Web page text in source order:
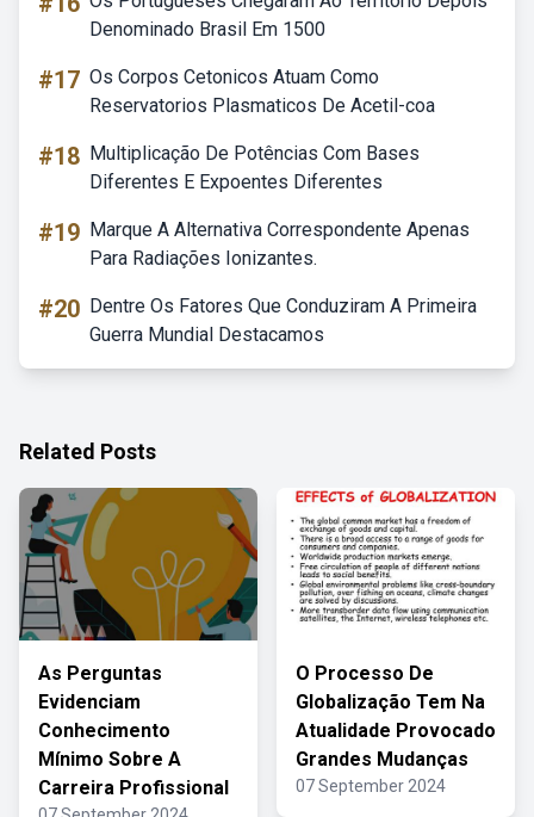
Denominado Brasil Em 1500
#17 Os Corpos Cetonicos Atuam Como
Reservatorios Plasmaticos De Acetil-coa
#18 Multiplicação De Potências Com Bases
Diferentes E Expoentes Diferentes
#19 Marque A Alternativa Correspondente Apenas
Para Radiações Ionizantes.
#20 Dentre Os Fatores Que Conduziram A Primeira
Guerra Mundial Destacamos
Related Posts
As Perguntas
Evidenciam
Conhecimento
Mínimo Sobre A
Carreira Profissional
O Processo De
Globalização Tem Na
Atualidade Provocado
Grandes Mudanças
07 September 2024